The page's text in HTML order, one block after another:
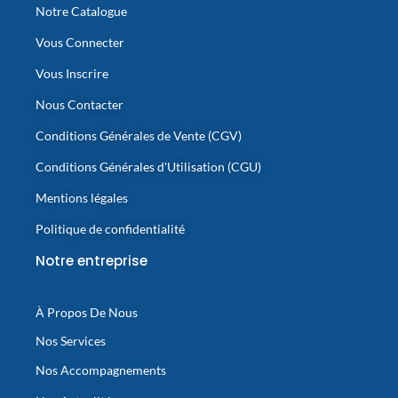
Notre Catalogue
Vous Connecter
Vous Inscrire
Nous Contacter
Conditions Générales de Vente (CGV)
Conditions Générales d'Utilisation (CGU)
Mentions légales
Politique de confidentialité
Notre entreprise
À Propos De Nous
Nos Services
Nos Accompagnements